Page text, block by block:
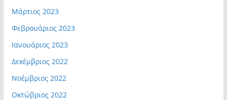
Μάρτιος 2023
Φεβρουάριος 2023
Ιανουάριος 2023
Δεκέμβριος 2022
Νοέμβριος 2022
Οκτώβριος 2022